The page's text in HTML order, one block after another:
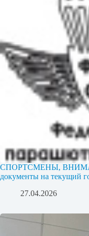
СПОРТСМЕНЫ,
документы на текущий
27.04.2026